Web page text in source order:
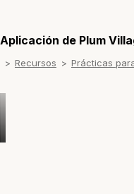
Aplicación de Plum
Recursos Prácticas